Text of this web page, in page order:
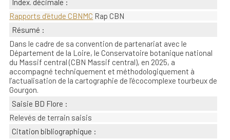
Index. décimale :
Rapports d'étude CBNMC Rap CBN
Résumé :
Dans le cadre de sa convention de partenariat avec le
Département de la Loire, le Conservatoire botanique national
du Massif central (CBN Massif central), en 2025, a
accompagné techniquement et méthodologiquement à
l’actualisation de la cartographie de l’écocomplexe tourbeux de
Gourgon.
Saisie BD Flore :
Relevés de terrain saisis
Citation bibliographique :